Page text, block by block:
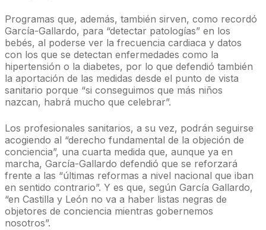
Programas que, además, también sirven, como recordó
García-Gallardo, para “detectar patologías” en los
bebés, al poderse ver la frecuencia cardiaca y datos
con los que se detectan enfermedades como la
hipertensión o la diabetes, por lo que defendió también
la aportación de las medidas desde el punto de vista
sanitario porque “si conseguimos que más niños
nazcan, habrá mucho que celebrar”.
Los profesionales sanitarios, a su vez, podrán seguirse
acogiendo al “derecho fundamental de la objeción de
conciencia”, una cuarta medida que, aunque ya en
marcha, García-Gallardo defendió que se reforzará
frente a las “últimas reformas a nivel nacional que iban
en sentido contrario”. Y es que, según García Gallardo,
“en Castilla y León no va a haber listas negras de
objetores de conciencia mientras gobernemos
nosotros”.